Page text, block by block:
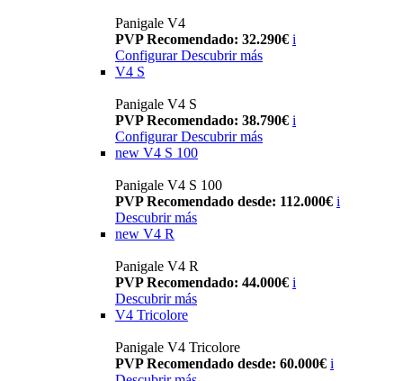
Panigale V4
PVP Recomendado: 32.290€ i
Configurar Descubrir más
V4 S
Panigale V4 S
PVP Recomendado: 38.790€ i
Configurar Descubrir más
new V4 S 100
Panigale V4 S 100
PVP Recomendado desde: 112.000€ i
Descubrir más
new V4 R
Panigale V4 R
PVP Recomendado: 44.000€ i
Descubrir más
V4 Tricolore
Panigale V4 Tricolore
PVP Recomendado desde: 60.000€ i